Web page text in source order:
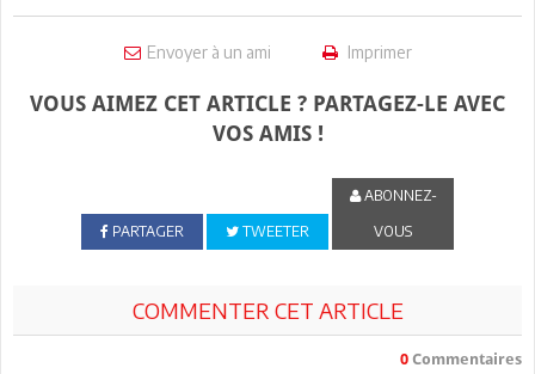
Envoyer à un ami Imprimer
VOUS AIMEZ CET ARTICLE ? PARTAGEZ-LE AVEC
VOS AMIS !
PARTAGER TWEETER
ABONNEZ-
VOUS
COMMENTER CET ARTICLE
0 Commentaires